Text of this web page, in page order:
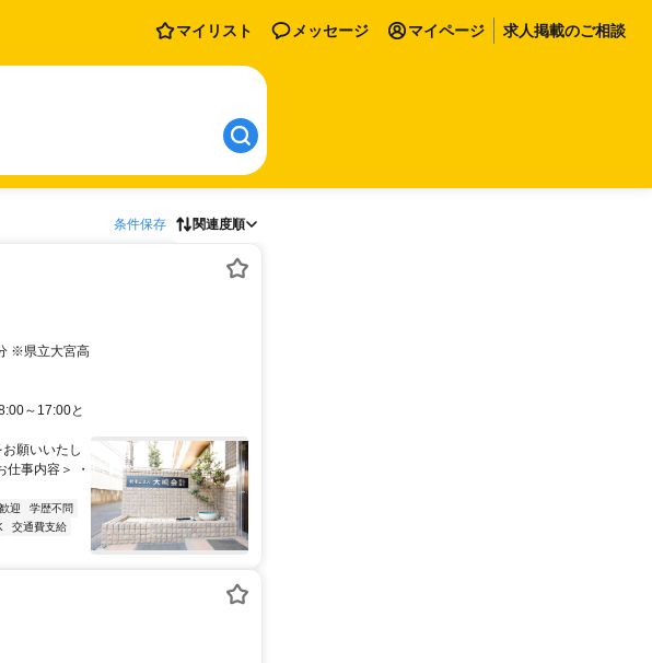
マイリスト メッセージ マイページ 求人掲載のご相談
条件保存 関連度順
※県立大宮高
～17:00と
願いいたし
仕事内容＞ ・
迎
学歴不問
交通費支給